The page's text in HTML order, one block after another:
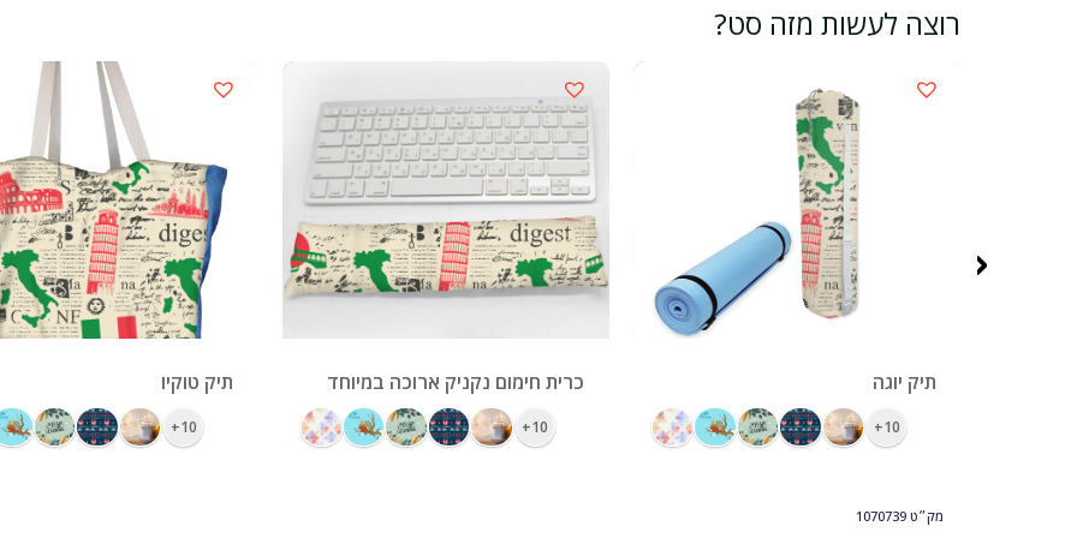
רוצה לעשות מזה סט?
תיק יוגה
10+
מק״ט1070739
כרית חימום נקניק ארוכה במיוחד
10+
תיק טוקיו
10+
‹